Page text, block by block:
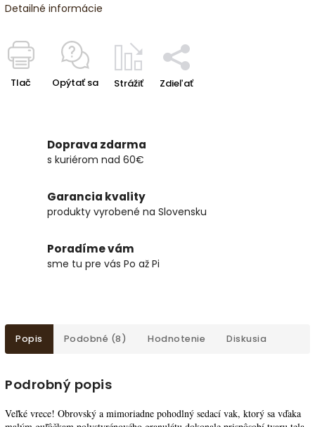
Detailné informácie
Tlač Opýtať sa Strážiť Zdieľať
Doprava zdarma
s kuriérom nad 60€
Garancia kvality
produkty vyrobené na Slovensku
Poradíme vám
sme tu pre vás Po až Pi
Popis Podobné (8) Hodnotenie Diskusia
Podrobný popis
Veľké vrece! Obrovský a mimoriadne pohodlný sedací vak, ktorý sa vďaka